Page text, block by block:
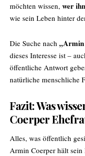
möchten wissen, wer
wie sein Leben hinter
Die Suche nach
dieses Interesse ist –
öffentliche Antwort
natürliche menschliche
Fazit: Was
Coerper
Alles, was öffentlich
Armin Coerper hält sein